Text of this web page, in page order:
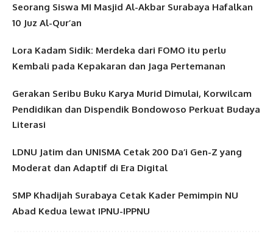
Seorang Siswa MI Masjid Al-Akbar Surabaya Hafalkan
10 Juz Al-Qur’an
Lora Kadam Sidik: Merdeka dari FOMO itu perlu
Kembali pada Kepakaran dan Jaga Pertemanan
Gerakan Seribu Buku Karya Murid Dimulai, Korwilcam
Pendidikan dan Dispendik Bondowoso Perkuat Budaya
Literasi
LDNU Jatim dan UNISMA Cetak 200 Da’i Gen-Z yang
Moderat dan Adaptif di Era Digital
SMP Khadijah Surabaya Cetak Kader Pemimpin NU
Abad Kedua lewat IPNU-IPPNU